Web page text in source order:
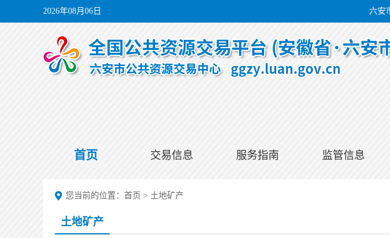
2026年08月06日 六安
首页 交易信息 服务指南 监管信息
您当前的位置： 首页 > 土地矿产
土地矿产